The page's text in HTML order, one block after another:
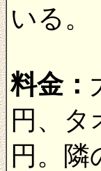
いる。
料金：
円、タ
円。